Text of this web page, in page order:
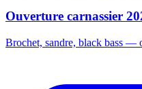
Ouverture carnassier
Brochet, sandre, black bass —